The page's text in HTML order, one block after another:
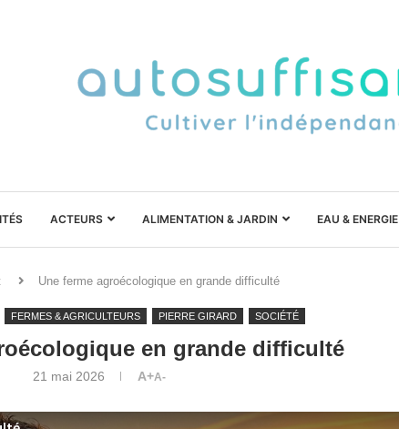
ACTEURS ALIMENTATION & JARDIN EAU & ENERGIE
Une ferme agroécologique en grande difficulté
FERMES & AGRICULTEURS PIERRE GIRARD SOCIÉTÉ
en grande difficulté
21 mai 2026 A+A-